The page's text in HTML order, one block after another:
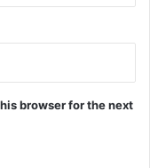
browser for the next